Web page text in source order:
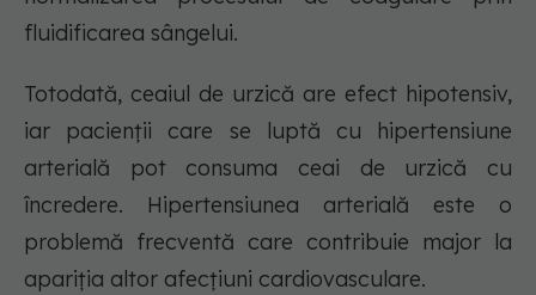
fluidificarea sângelui.
Totodată, ceaiul de urzică are efect hipotensiv,
iar pacienții care se luptă cu hipertensiune
arterială pot consuma ceai de urzică cu
încredere. Hipertensiunea arterială este o
problemă frecventă care contribuie major la
apariția altor afecțiuni cardiovasculare.